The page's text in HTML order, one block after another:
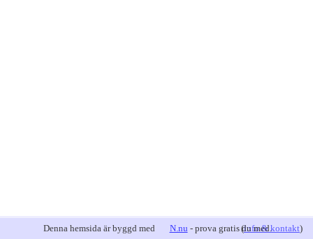
Denna hemsida är byggd med N.nu - prova gratis du med.
(info & kontakt)